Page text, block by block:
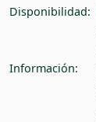
Disponibilidad:
Información: